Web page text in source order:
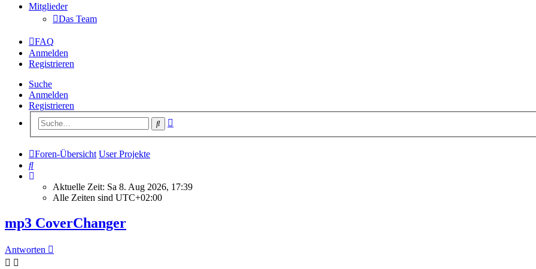
Mitglieder
Das Team
FAQ
Anmelden
Registrieren
Suche
Anmelden
Registrieren
Suche
Foren-Übersicht User Projekte
Suche
Aktuelle Zeit: Sa 8. Aug 2026, 17:39
Alle Zeiten sind UTC+02:00
mp3 CoverChanger
Antworten